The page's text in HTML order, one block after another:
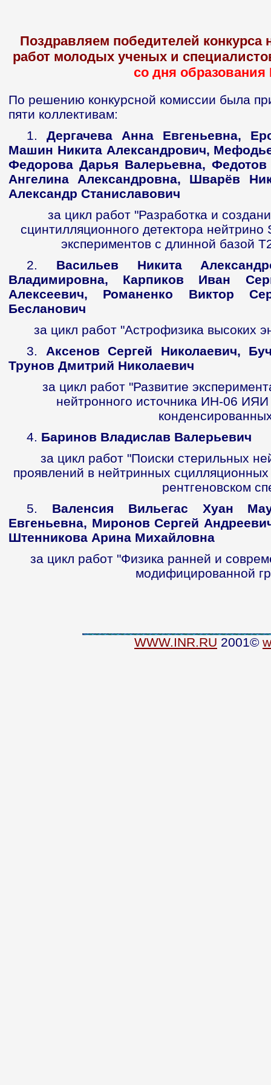
Поздравляем победителей конкурса
работ молодых ученых и
со дня
По решению конкурсной комиссии была
пяти коллективам:
1. Дергачева Анна Евгеньевна,
Машин Никита Александрович,
Федорова Дарья Валерьевна,
Ангелина Александровна, Шварёв
Александр Станиславович
за цикл работ "Разработка и
сцинтилляционного детектора
экспериментов с длинной базой
2. Васильев Никита
Владимировна, Карпиков Иван
Алексеевич, Романенко Виктор
Бесланович
за цикл работ "Астрофизика высоких
3. Аксенов Сергей Николаевич,
Трунов Дмитрий Николаевич
за цикл работ "Развитие
нейтронного источника ИН-06
4. Баринов Владислав Валерьевич
за цикл работ "Поиски стерильных
проявлений в нейтринных
рентгеновском
5. Валенсия Вильегас Хуан
Евгеньевна, Миронов Сергей
Штенникова Арина Михайловна
за цикл работ "Физика ранней и
модифицированной
WWW.INR.RU 2001©